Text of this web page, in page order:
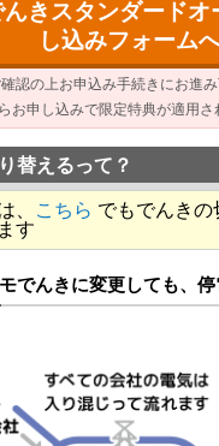
んきスタンダードオ
し込みフォーム
認の上お申込み手続きにお進
お申し込みで限定特典が適用さ
替えるって？
、 こちら でもでんきの
す
でんきに変更しても、